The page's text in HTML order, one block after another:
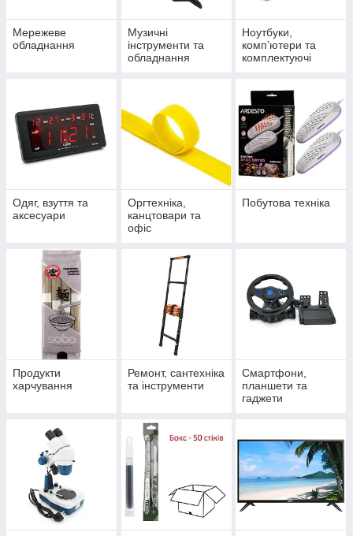
Мережеве
обладнання
Музичні
інструменти та
обладнання
Ноутбуки,
комп’ютери та
комплектуючі
Одяг, взуття та
аксесуари
Оргтехніка,
канцтовари та
офіс
Побутова техніка
Продукти
харчування
Ремонт, сантехніка
та інструменти
Смартфони,
планшети та
гаджети